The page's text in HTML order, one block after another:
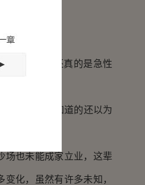
！”老夫人还真的是急性
模样，不知道的还以为
也未能成家立业，这辈
化，虽然有许多未知，